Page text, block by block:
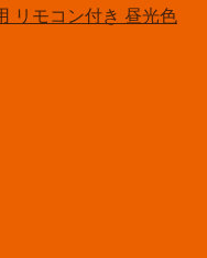
リモコン付き 昼光色